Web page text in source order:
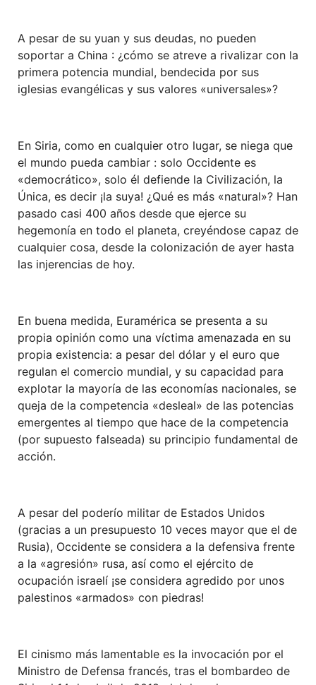
A pesar de su yuan y sus deudas, no pueden
soportar a China : ¿cómo se atreve a rivalizar con la
primera potencia mundial, bendecida por sus
iglesias evangélicas y sus valores «universales»?
En Siria, como en cualquier otro lugar, se niega que
el mundo pueda cambiar : solo Occidente es
«democrático», solo él defiende la Civilización, la
Única, es decir ¡la suya! ¿Qué es más «natural»? Han
pasado casi 400 años desde que ejerce su
hegemonía en todo el planeta, creyéndose capaz de
cualquier cosa, desde la colonización de ayer hasta
las injerencias de hoy.
En buena medida, Euramérica se presenta a su
propia opinión como una víctima amenazada en su
propia existencia: a pesar del dólar y el euro que
regulan el comercio mundial, y su capacidad para
explotar la mayoría de las economías nacionales, se
queja de la competencia «desleal» de las potencias
emergentes al tiempo que hace de la competencia
(por supuesto falseada) su principio fundamental de
acción.
A pesar del poderío militar de Estados Unidos
(gracias a un presupuesto 10 veces mayor que el de
Rusia), Occidente se considera a la defensiva frente
a la «agresión» rusa, así como el ejército de
ocupación israelí ¡se considera agredido por unos
palestinos «armados» con piedras!
El cinismo más lamentable es la invocación por el
Ministro de Defensa francés, tras el bombardeo de